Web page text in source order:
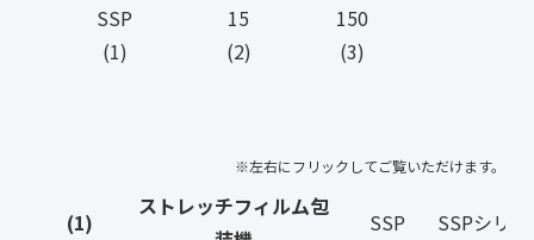
SSP
15
150
(1)
(2) (3)
(1)
ストレッチフィルム包
SSP SSPシリ